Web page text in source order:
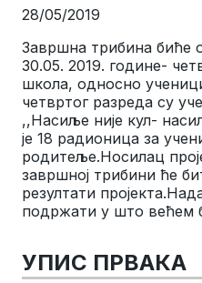
28/05/2019
Завршна трибина биће
30.05. 2019. године-
школа, односно
четвртог разреда су
,,Насиље није кул-
је 18 радионица за
родитеље.Носилац
завршној трибини ће
резултати
подржати у што већем
УПИС ПРВАКА